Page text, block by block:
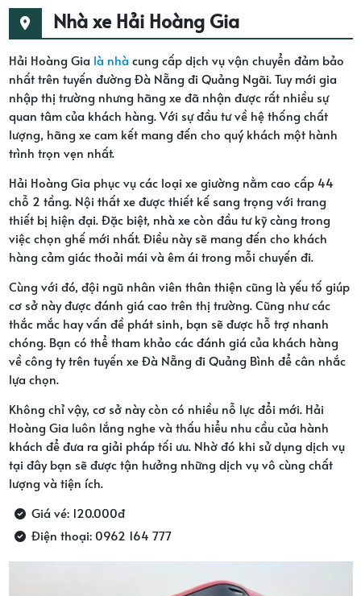
Nhà xe Hải Hoàng Gia
Hải Hoàng Gia là nhàcung cấp dịch vụ vận chuyển đảm bảo
nhất trên tuyến đường Đà Nẵng đi Quảng Ngãi. Tuy mới gia
nhập thị trường nhưng hãng xe đã nhận được rất nhiều sự
quan tâm của khách hàng. Với sự đầu tư về hệ thống chất
lượng, hãng xe cam kết mang đến cho quý khách một hành
trình trọn vẹn nhất.
Hải Hoàng Gia phục vụ các loại xe giường nằm cao cấp 44
chỗ 2 tầng. Nội thất xe được thiết kế sang trọng với trang
thiết bị hiện đại. Đặc biệt, nhà xe còn đầu tư kỹ càng trong
việc chọn ghế mới nhất. Điều này sẽ mang đến cho khách
hàng cảm giác thoải mái và êm ái trong mỗi chuyến đi.
Cùng với đó, đội ngũ nhân viên thân thiện cũng là yếu tố giúp
cơ sở này được đánh giá cao trên thị trường. Cũng như các
thắc mắc hay vấn đề phát sinh, bạn sẽ được hỗ trợ nhanh
chóng. Bạn có thể tham khảo các đánh giá của khách hàng
về công ty trên tuyến xe Đà Nẵng đi Quảng Bình để cân nhắc
lựa chọn.
Không chỉ vậy, cơ sở này còn có nhiều nỗ lực đổi mới. Hải
Hoàng Gia luôn lắng nghe và thấu hiểu nhu cầu của hành
khách để đưa ra giải pháp tối ưu. Nhờ đó khi sử dụng dịch vụ
tại đây bạn sẽ được tận hưởng những dịch vụ vô cùng chất
lượng và tiện ích.
Giá vé: 120.000đ
Điện thoại: 0962 164 777